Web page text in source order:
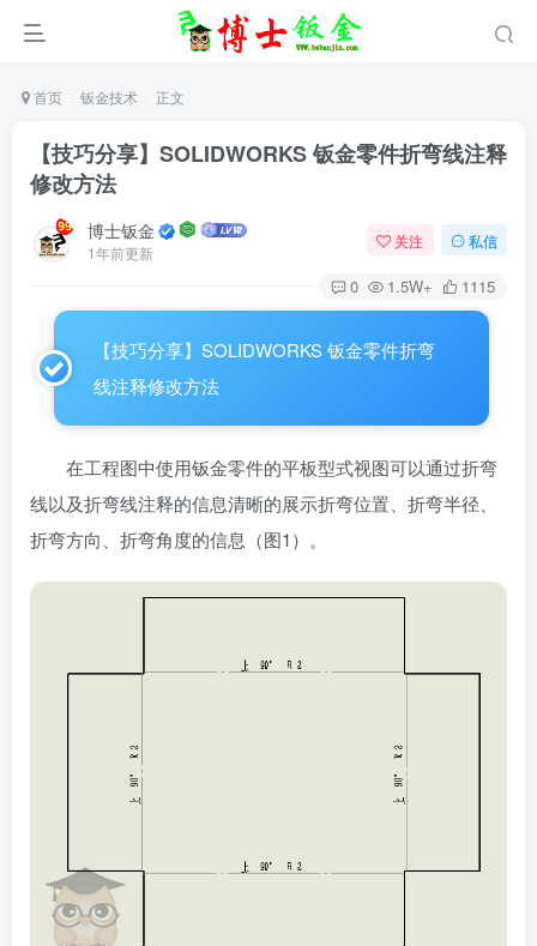
首页 钣金技术 正文
【技巧分享】SOLIDWORKS 钣金零件折弯线注释
修改方法
博士钣金
1年前更新
关注 私信
0 1.5W+ 1115
【技巧分享】SOLIDWORKS 钣金零件折弯
线注释修改方法
在工程图中使用钣金零件的平板型式视图可以通过折弯
线以及折弯线注释的信息清晰的展示折弯位置、折弯半径、
折弯方向、折弯角度的信息（图1）。